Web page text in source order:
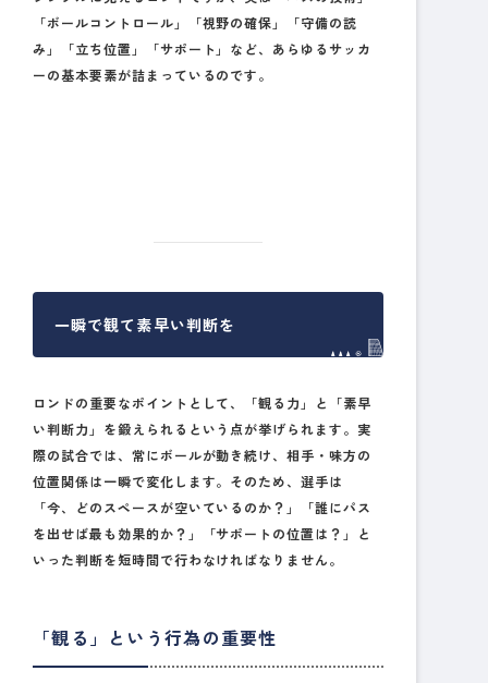
「ボールコントロール」「視野の確保」「守備の読
み」「立ち位置」「サポート」など、あらゆるサッカ
ーの基本要素が詰まっているのです。
一瞬で観て素早い判断を
ロンドの重要なポイントとして、
「観る力」と「素早
い判断力」を鍛えられる という点が挙げられます。実
際の試合では、常にボールが動き続け、相手・味方の
位置関係は一瞬で変化します。そのため、選手は
「今、どのスペースが空いているのか？」「誰にパス
を出せば最も効果的か？」「サポートの位置は？」と
いった判断を短時間で行わなければなりません。
「観る」という行為の重要性